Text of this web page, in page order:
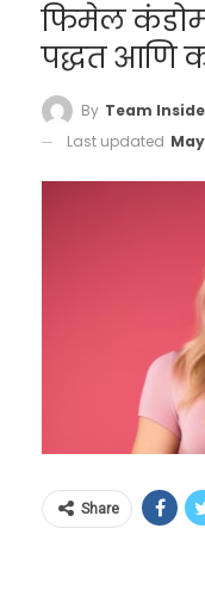
फिमेल कंडोम
पद्धत आणि
By Team Inside
Last updated
Share